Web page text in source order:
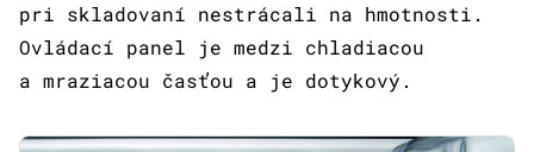
pri skladovaní nestrácali na hmotnosti.
Ovládací panel je medzi chladiacou
a mraziacou časťou a je dotykový.